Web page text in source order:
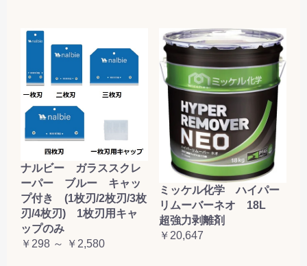
ナルビー ガラススクレ
ーパー ブルー キャッ
プ付き (1枚刃/2枚刃/3枚
刃/4枚刃) 1枚刃用キャ
ップのみ
￥298 ～ ￥2,580
ミッケル化学 ハイパー
リムーバーネオ 18L
超強力剥離剤
￥20,647